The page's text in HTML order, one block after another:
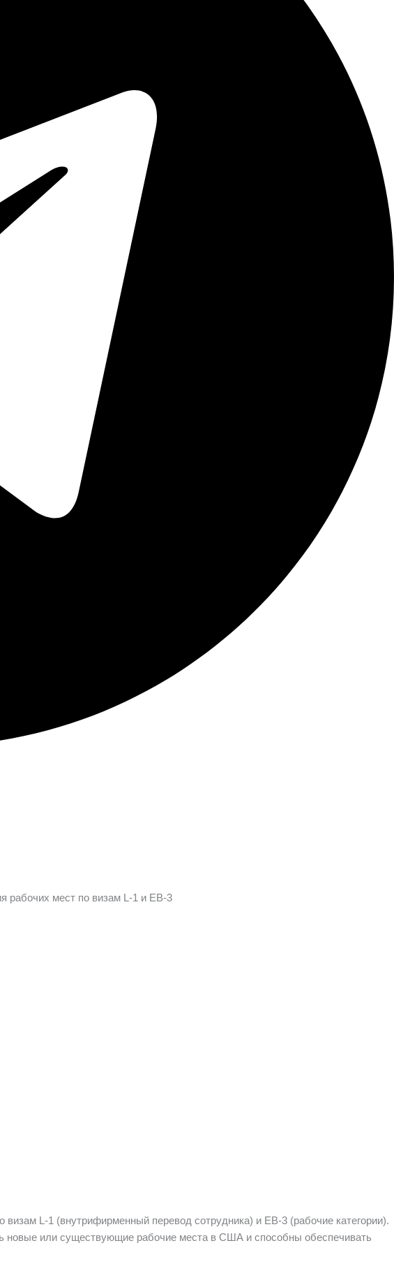
рабочих мест по визам L-1 и EB-3
L-1 (внутрифирменный перевод сотрудника) и EB-3 (рабочие категории).
новые или существующие рабочие места в США и способны обеспечивать